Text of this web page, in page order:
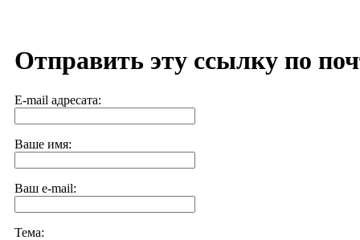
Отправить эту ссылку по
E-mail адресата:
Ваше имя:
Ваш e-mail:
Тема: